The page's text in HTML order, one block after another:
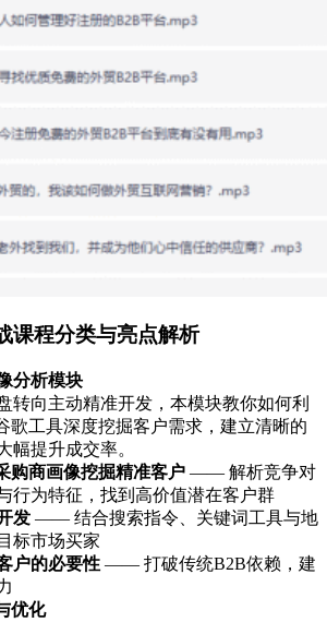
课程分类与亮点解析
分析模块
转向主动精准开发，本模块教你如何利
歌工具深度挖掘客户需求，建立清晰的
幅提升成交率。
购商画像挖掘精准客户 —— 解析竞争对
行为特征，找到高价值潜在客户群
发 —— 结合搜索指令、关键词工具与地
标市场买家
户的必要性 —— 打破传统B2B依赖，建
优化